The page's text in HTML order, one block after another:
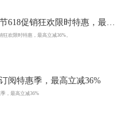
618促销狂欢限时特惠，最高
狂欢限时特惠，最高立减36%。
阅特惠季，最高立减36%
，最高立减36%